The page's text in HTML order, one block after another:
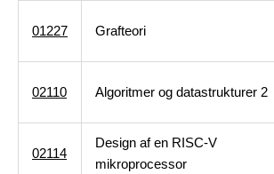
01227 Grafteori
02110 Algoritmer og datastrukturer 2
02114
Design af en RISC-V
mikroprocessor